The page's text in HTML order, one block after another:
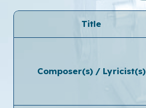
Title
Composer(s) / Lyricist(s)